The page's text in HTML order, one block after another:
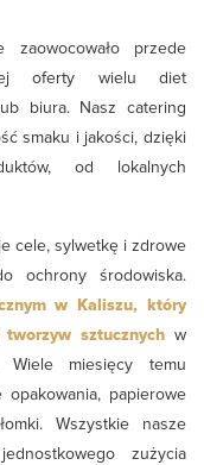
przede
oferty wielu diet
biura. Nasz catering
smaku i jakości, dzięki
od lokalnych
cele, sylwetkę i zdrowe
ochrony środowiska.
w Kaliszu, który
sztucznychw
Wiele miesięcy temu
opakowania, papierowe
Wszystkie nasze
zużycia